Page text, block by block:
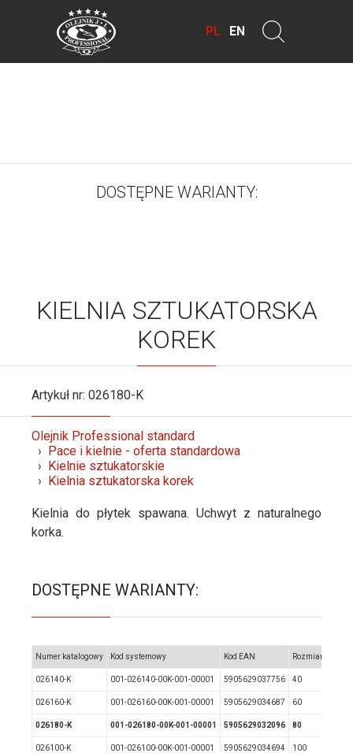
PL EN
DOSTĘPNE WARIANTY:
KIELNIA SZTUKATORSKA
KOREK
Artykuł nr: 026180-K
Olejnik Professional standard
Pace i kielnie - oferta standardowa
Kielnie sztukatorskie
Kielnia sztukatorska korek
Kielnia do płytek spawana. Uchwyt z naturalnego
korka.
DOSTĘPNE WARIANTY:
Numer katalogowy Kod systemowy Kod EAN Rozmiar
026140-K 001-026140-00K-001-00001 5905629037756 40
026160-K 001-026160-00K-001-00001 5905629034687 60
026180-K 001-026180-00K-001-00001 5905629032096 80
026100-K 001-026100-00K-001-00001 5905629034694 100